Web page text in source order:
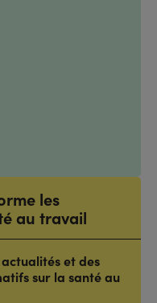
les
au travail
actualités et des
sur la santé au